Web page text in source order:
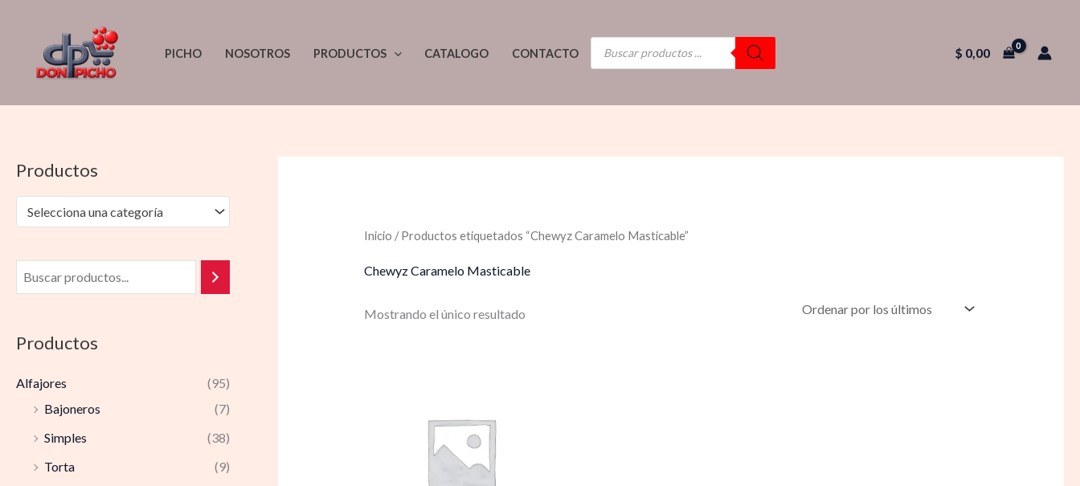
contenido
PICHO NOSOTROS PRODUCTOS CATALOGO CONTACTO
BÚSQUEDA
DE
PRODUCTOS
$ 0,00
Productos
Selecciona una categoría
Productos
Alfajores
(95)
Bajoneros
(7)
Simples
(38)
Torta
(9)
Inicio / Productos etiquetados “Chewyz Caramelo Masticable”
Chewyz Caramelo Masticable
Mostrando el único resultado